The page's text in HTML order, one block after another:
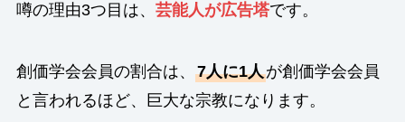
噂の理由3つ目は、 芸能人が広告塔です。
創価学会会員の割合は、 7人に1人が創価学会会員
と言われるほど、巨大な宗教になります。